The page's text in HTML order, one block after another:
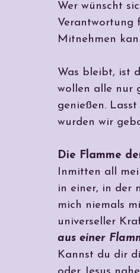
Wer wünscht
Verantwortung
Mitnehmen
Was bleibt, ist
wollen alle nur
genießen.
wurden wir
Die Flamme
Inmitten all
in einer, in der
mich niemals
universeller
aus einer
Kannst du dir